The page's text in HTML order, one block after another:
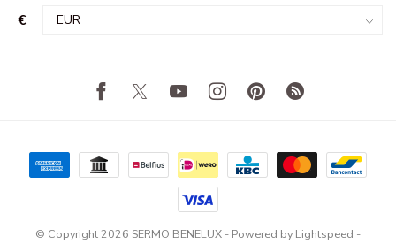
€
© Copyright 2026 SERMO BENELUX - Powered by Lightspeed -